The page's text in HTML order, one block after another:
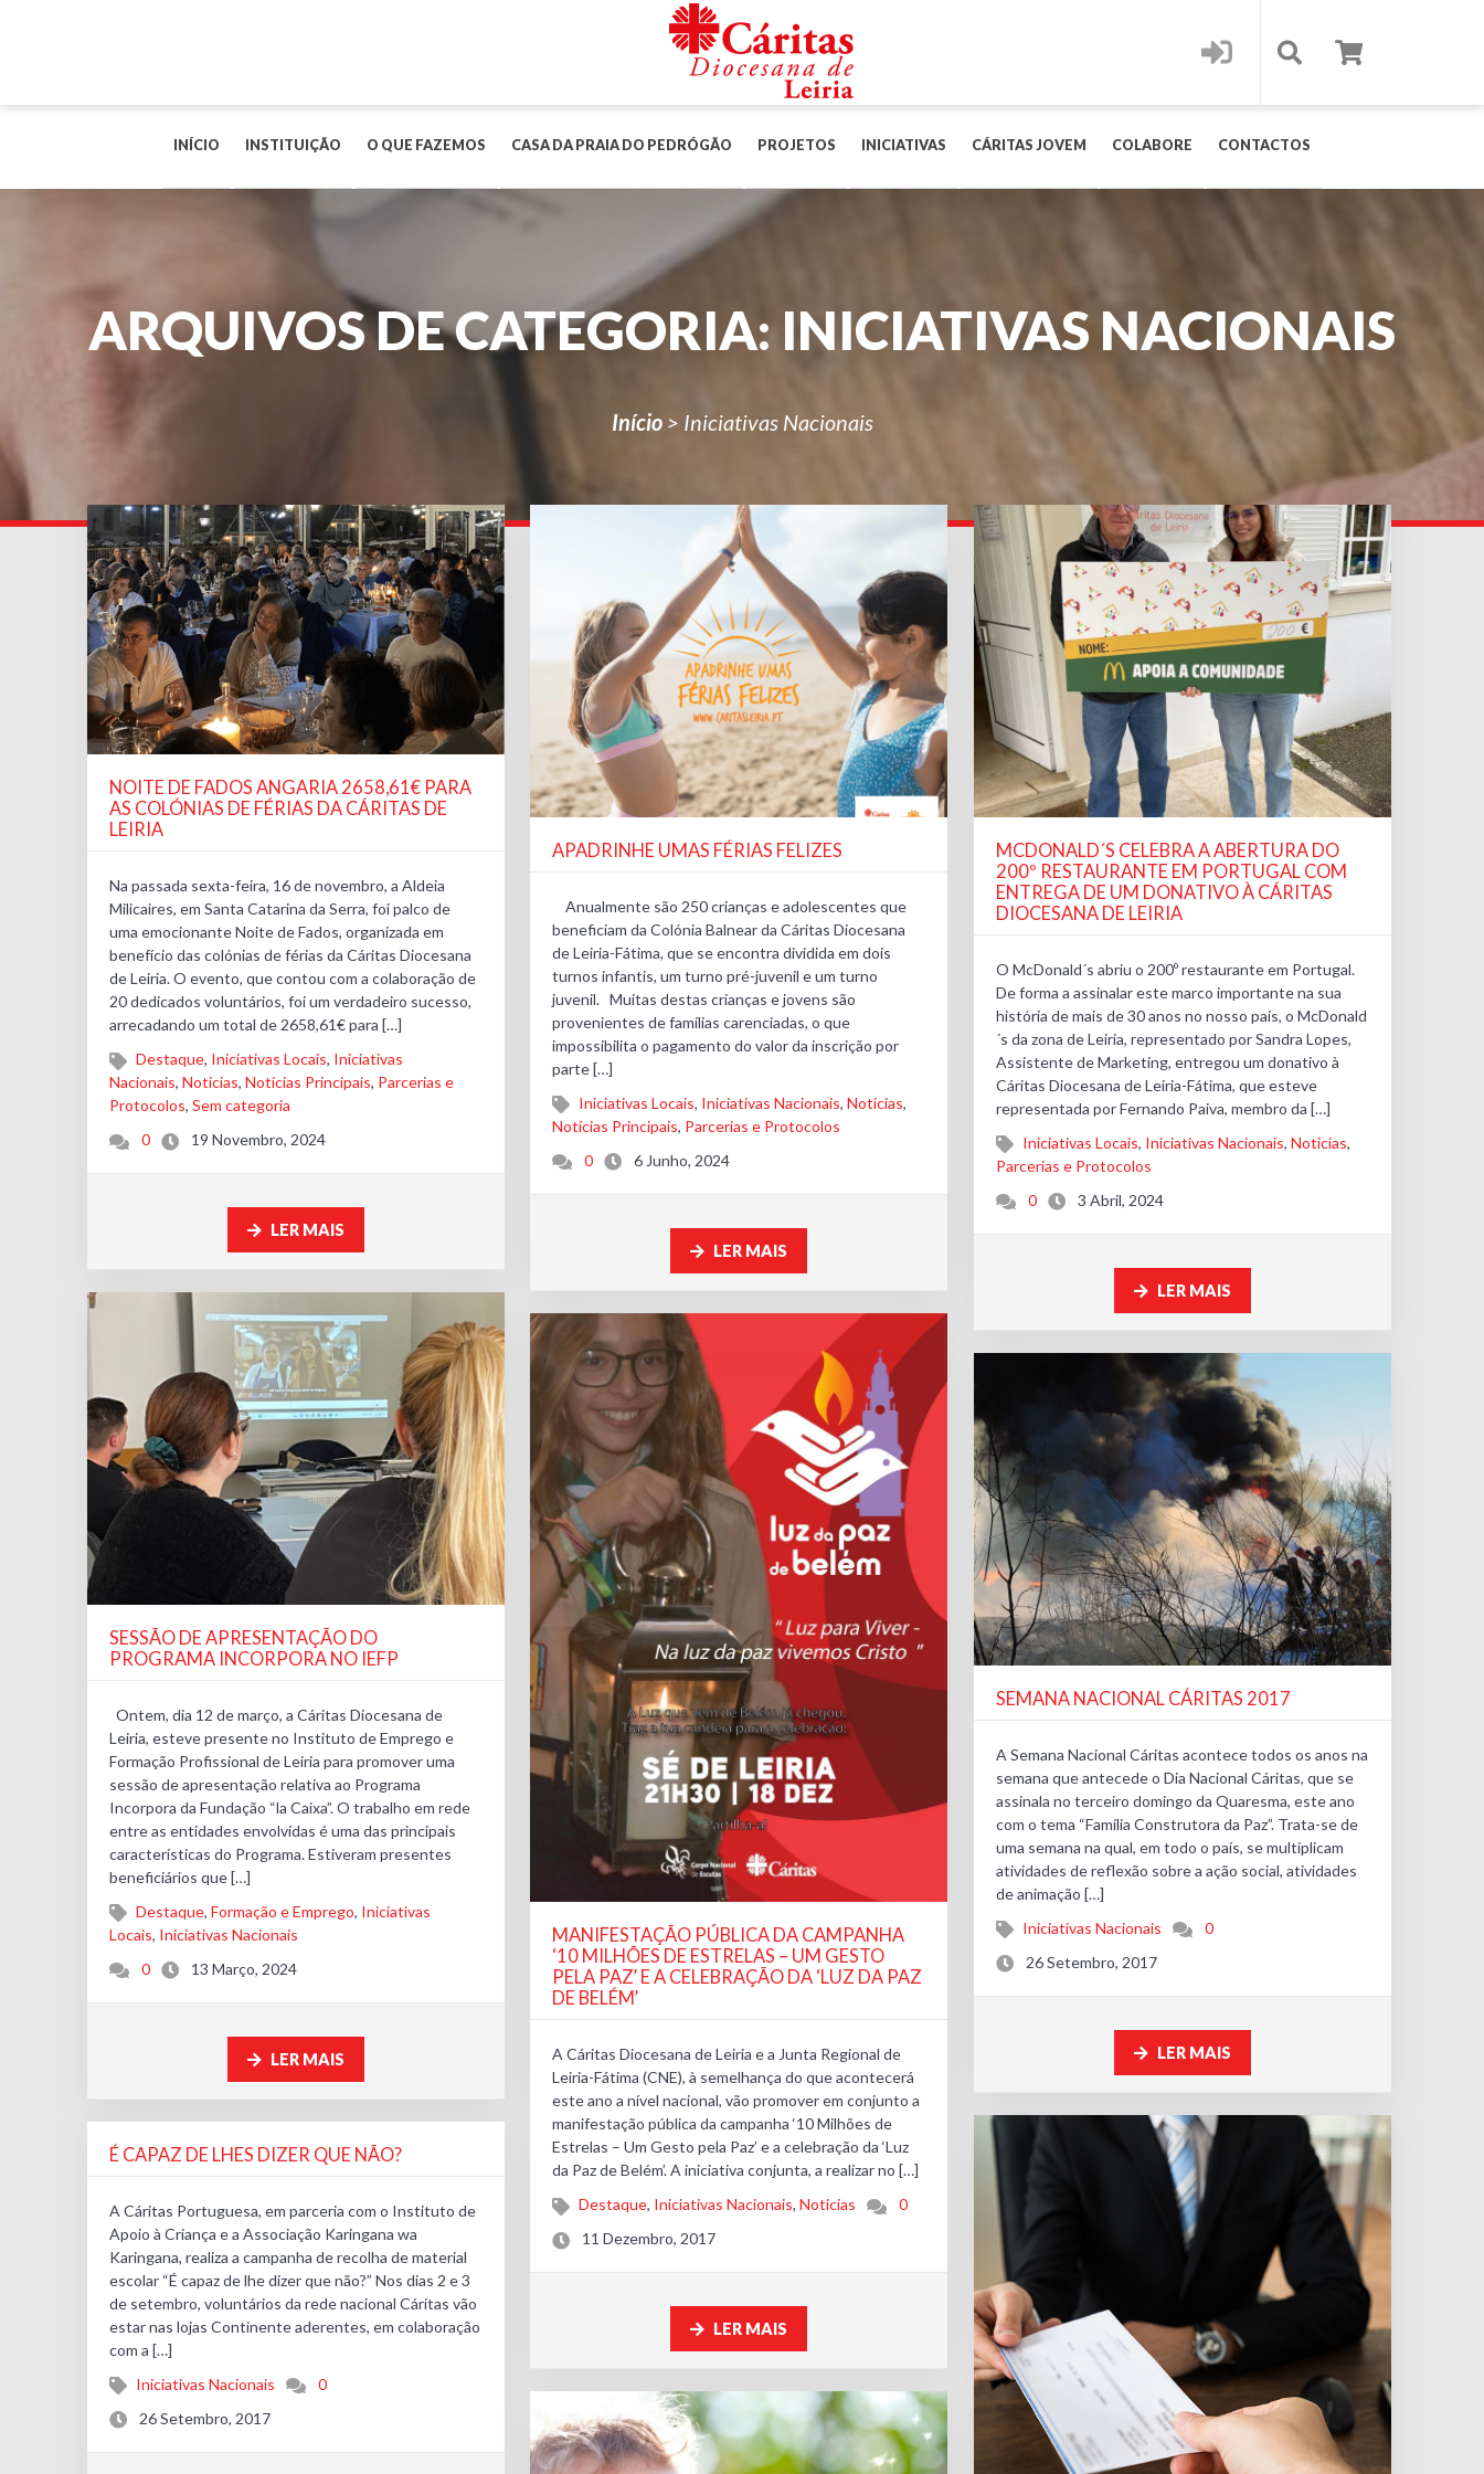
INÍCIO INSTITUIÇÃO O QUE FAZEMOS CASA DA PRAIA DO PEDRÓGÃO PROJETOS INICIATIVAS CÁRITAS JOVEM COLABORE CONTACTOS
ARQUIVOS DE CATEGORIA:INICIATIVAS NACIONAIS
Início > Iniciativas Nacionais
NOITE DE FADOS ANGARIA 2658,61€ PARA
AS COLÓNIAS DE FÉRIAS DA CÁRITAS DE
LEIRIA
Na passada sexta-feira, 16 de novembro, a Aldeia
Milicaires, em Santa Catarina da Serra, foi palco de
uma emocionante Noite de Fados, organizada em
benefício das colónias de férias da Cáritas Diocesana
de Leiria. O evento, que contou com a colaboração de
20 dedicados voluntários, foi um verdadeiro sucesso,
arrecadando um total de 2658,61€ para […]
Destaque, Iniciativas Locais, Iniciativas
Nacionais,Noticias,Notícias Principais, Parcerias e
Protocolos,Sem categoria
0
19 Novembro, 2024
LER MAIS
APADRINHE UMAS FÉRIAS FELIZES
Anualmente são 250 crianças e adolescentes que
beneficiam da Colónia Balnear da Cáritas Diocesana
de Leiria-Fátima, que se encontra dividida em dois
turnos infantis, um turno pré-juvenil e um turno
juvenil. Muitas destas crianças e jovens são
provenientes de famílias carenciadas, o que
impossibilita o pagamento do valor da inscrição por
parte […]
Iniciativas Locais, Iniciativas Nacionais,Noticias,
Notícias Principais, Parcerias e Protocolos
0
6 Junho, 2024
LER MAIS
MCDONALD´S CELEBRA A ABERTURA DO
200º RESTAURANTE EM PORTUGAL COM
ENTREGA DE UM DONATIVO À CÁRITAS
DIOCESANA DE LEIRIA
O McDonald´s abriu o 200º restaurante em Portugal.
De forma a assinalar este marco importante na sua
história de mais de 30 anos no nosso país, o McDonald
´s da zona de Leiria, representado por Sandra Lopes,
Assistente de Marketing, entregou um donativo à
Cáritas Diocesana de Leiria-Fátima, que esteve
representada por Fernando Paiva, membro da […]
Iniciativas Locais, Iniciativas Nacionais,Noticias,
Parcerias e Protocolos
0
3 Abril, 2024
LER MAIS
SESSÃO DE APRESENTAÇÃO DO
PROGRAMA INCORPORA NO IEFP
Ontem, dia 12 de março, a Cáritas Diocesana de
Leiria, esteve presente no Instituto de Emprego e
Formação Profissional de Leiria para promover uma
sessão de apresentação relativa ao Programa
Incorpora da Fundação “la Caixa”. O trabalho em rede
entre as entidades envolvidas é uma das principais
características do Programa. Estiveram presentes
beneficiários que […]
Destaque,Formação e Emprego, Iniciativas
Locais, Iniciativas Nacionais
0
13 Março, 2024
LER MAIS
MANIFESTAÇÃO PÚBLICA DA CAMPANHA
‘10 MILHÕES DE ESTRELAS – UM GESTO
PELA PAZ’ E A CELEBRAÇÃO DA ‘LUZ DA PAZ
DE BELÉM’
A Cáritas Diocesana de Leiria e a Junta Regional de
Leiria-Fátima (CNE), à semelhança do que acontecerá
este ano a nível nacional, vão promover em conjunto a
manifestação pública da campanha ‘10 Milhões de
Estrelas – Um Gesto pela Paz’ e a celebração da ‘Luz
da Paz de Belém’. A iniciativa conjunta, a realizar no […]
Destaque, Iniciativas Nacionais,Noticias
0
11 Dezembro, 2017
LER MAIS
SEMANA NACIONAL CÁRITAS 2017
A Semana Nacional Cáritas acontece todos os anos na
semana que antecede o Dia Nacional Cáritas, que se
assinala no terceiro domingo da Quaresma, este ano
com o tema “Família Construtora da Paz”. Trata-se de
uma semana na qual, em todo o país, se multiplicam
atividades de reflexão sobre a ação social, atividades
de animação […]
Iniciativas Nacionais
0
26 Setembro, 2017
LER MAIS
É CAPAZ DE LHES DIZER QUE NÃO?
A Cáritas Portuguesa, em parceria com o Instituto de
Apoio à Criança e a Associação Karingana wa
Karingana, realiza a campanha de recolha de material
escolar “É capaz de lhe dizer que não?” Nos dias 2 e 3
de setembro, voluntários da rede nacional Cáritas vão
estar nas lojas Continente aderentes, em colaboração
com a […]
Iniciativas Nacionais
0
26 Setembro, 2017